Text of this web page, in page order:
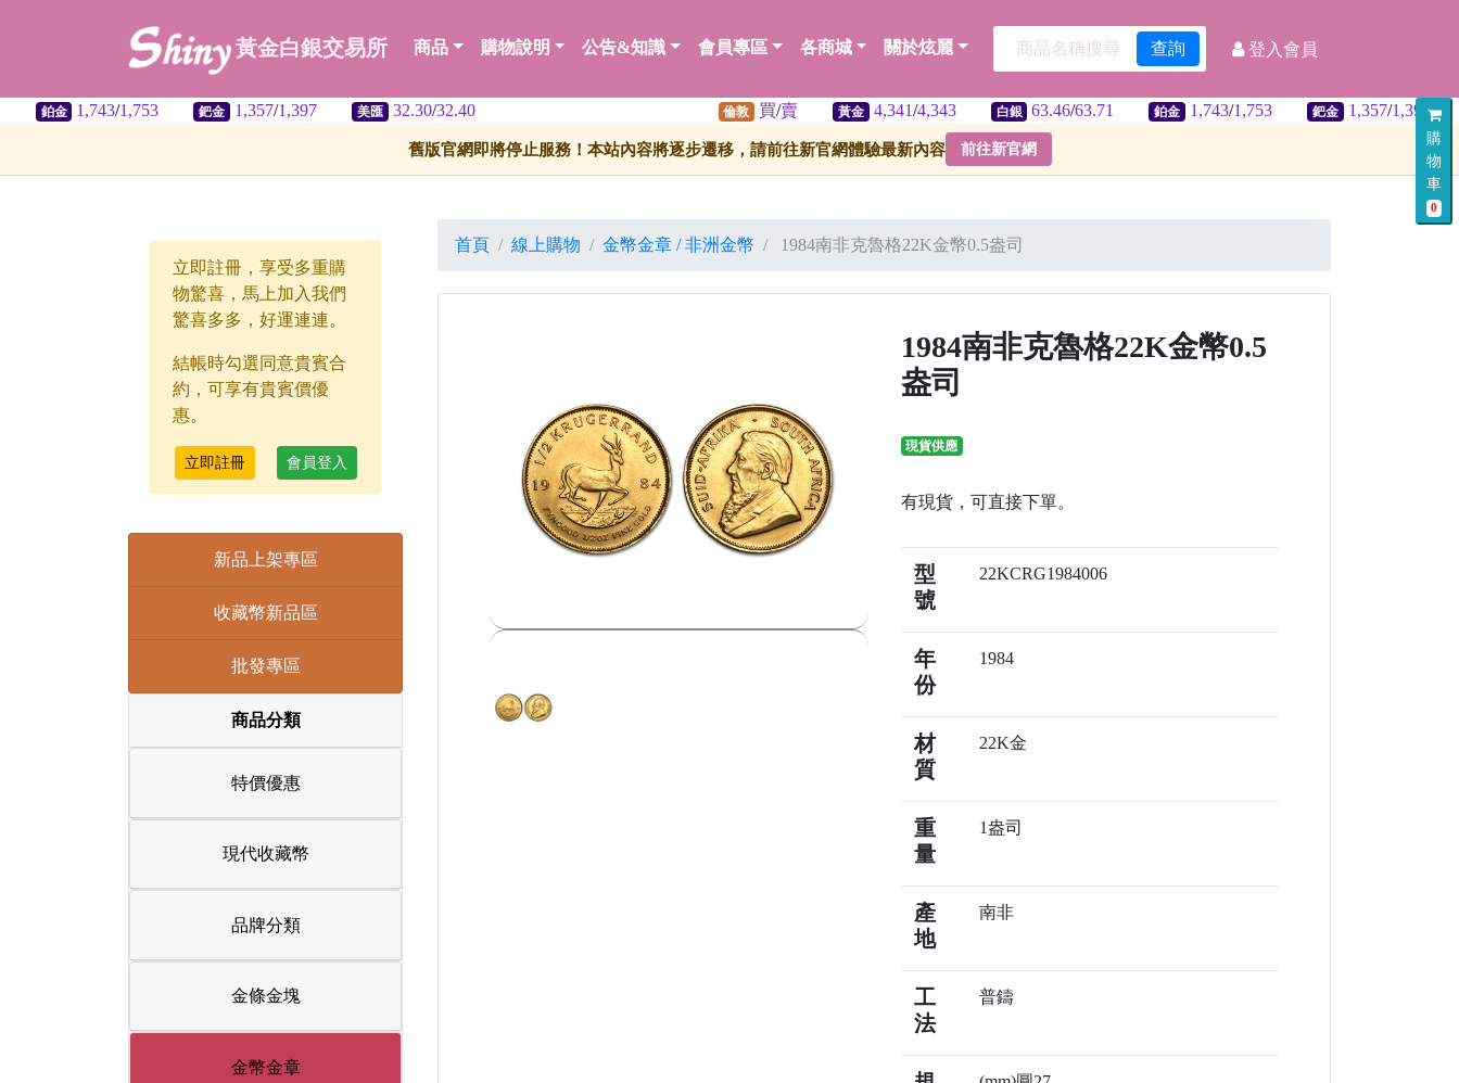
購
物
車
0
黃金白銀交易所 商品 購物說明 公告&知識 會員專區 各商城 關於炫麗 查詢 登入會員
/1,753 鈀金 1,357 /1,397 美匯 32.30 /32.40 賣 黃金 4,341 /4,343 白銀 63.46 /63.71 鉑金 1,743 /1,753 鈀金 1,357 /1,397 美匯
舊版官網即將停止服務！本站內容將逐步遷移，請前往新官網體驗最新內容 前往新官網
立即註冊，享受多重購
物驚喜，馬上加入我們
驚喜多多，好運連連。
結帳時勾選同意貴賓合
約，可享有貴賓價優
惠。
立即註冊 會員登入
新品上架專區
收藏幣新品區
批發專區
商品分類
特價優惠
現代收藏幣
品牌分類
金條金塊
金幣金章
首頁 線上購物 金幣金章 / 非洲金幣 1984南非克魯格22K金幣0.5盎司
1984南非克魯格22K金幣0.5
盎司
現貨供應
有現貨，可直接下單。
型
號
22KCRG1984006
年
份
1984
材
質
22K金
重
量
1盎司
產
地
南非
工
法
普鑄